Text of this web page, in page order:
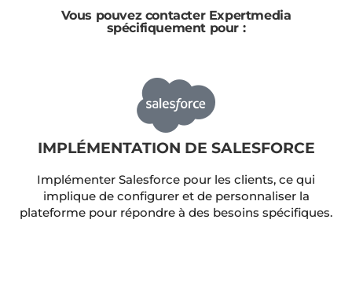
IMPLÉMENTATION DE SALESFORCE
Implémenter Salesforce pour les clients, ce qui
implique de configurer et de personnaliser la
plateforme pour répondre à des besoins spécifiques.